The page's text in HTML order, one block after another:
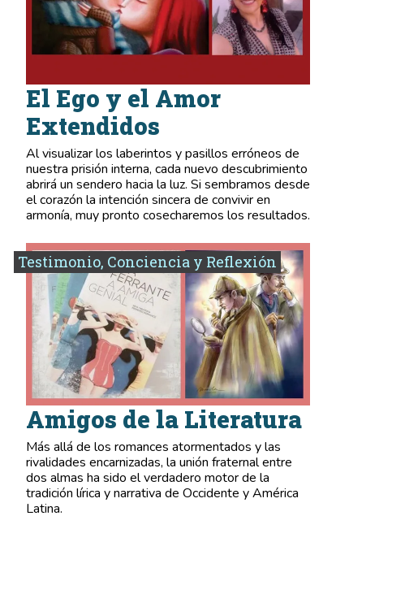
El Ego y el Amor
Extendidos
Al visualizar los laberintos y pasillos erróneos de
nuestra prisión interna, cada nuevo descubrimiento
abrirá un sendero hacia la luz. Si sembramos desde
el corazón la intención sincera de convivir en
armonía, muy pronto cosecharemos los resultados.
Testimonio, Conciencia y Reflexión
Amigos de la Literatura
Más allá de los romances atormentados y las
rivalidades encarnizadas, la unión fraternal entre
dos almas ha sido el verdadero motor de la
tradición lírica y narrativa de Occidente y América
Latina.